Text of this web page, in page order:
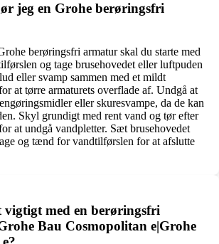
jeg en Grohe berøringsfri
berøringsfri armatur skal du starte med
og tage brusehovedet eller luftpuden
eller svamp sammen med et mildt
at tørre armaturets overflade af. Undgå at
eller skuresvampe, da de kan
Skyl grundigt med rent vand og tør efter
at undgå vandpletter. Sæt brusehovedet
og tænd for vandtilførslen for at afslutte
med en berøringsfri
Bau Cosmopolitan e|Grohe